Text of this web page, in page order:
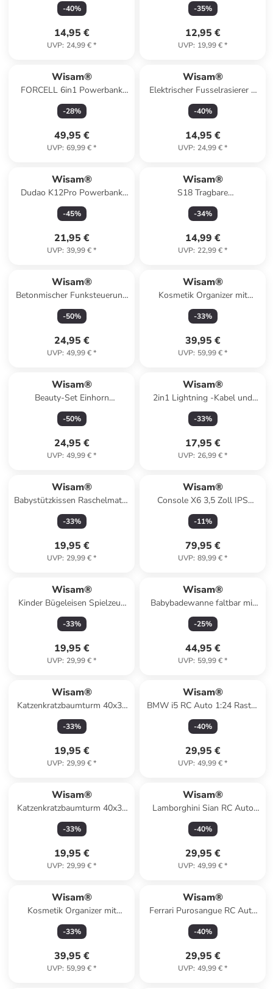
-40%
14,95 €
UVP: 24,99 €*
100W, 1m (weiß)
-35%
12,95 €
UVP: 19,99 €*
Wisam®
FORCELL 6in1 Powerbank
15000mAh 45W USB-C/A
Ladegerät
-28%
49,95 €
UVP: 69,99 €*
Wisam®
Elektrischer Fusselrasierer 3
Stufen Textilrasierer
-40%
14,95 €
UVP: 24,99 €*
Wisam®
Dudao K12Pro Powerbank
20000mAh 22.5W USB-
A/USB-C
-45%
21,95 €
UVP: 39,99 €*
Wisam®
S18 Tragbare
Gesichtsreinigungsbürste
Sonic Hautpflege Reinigung
-34%
14,99 €
UVP: 22,99 €*
Wisam®
Betonmischer Funksteuerung
R / C
-50%
24,95 €
UVP: 49,99 €*
Wisam®
Kosmetik Organizer mit
Deckel 2 Schubladen
-33%
39,95 €
UVP: 59,99 €*
Wisam®
Beauty-Set Einhorn
Kosmetiktasche Nagelzubehör
Kosmetik
-50%
24,95 €
UVP: 49,99 €*
Wisam®
2in1 Lightning -Kabel und
induktives Ladegerät für
Apple Watch 1,5m weiß
-33%
17,95 €
UVP: 26,99 €*
Wisam®
Babystützkissen Raschelmatte
Fuchs Anhänger
-33%
19,95 €
UVP: 29,99 €*
Wisam®
Console X6 3,5 Zoll IPS
Handheld Konsole
-11%
79,95 €
UVP: 89,99 €*
Wisam®
Kinder Bügeleisen Spielzeug
Dampf Licht Sound
-33%
19,95 €
UVP: 29,99 €*
Wisam®
Babybadewanne faltbar mit
Thermometer Sterne
-25%
44,95 €
UVP: 59,99 €*
Wisam®
Katzenkratzbaumturm 40x30
cm Kratzbaum
-33%
19,95 €
UVP: 29,99 €*
Wisam®
BMW i5 RC Auto 1:24 Rastar
ferngesteuert
-40%
29,95 €
UVP: 49,99 €*
Wisam®
Katzenkratzbaumturm 40x30
cm Kratzbaum
-33%
19,95 €
UVP: 29,99 €*
Wisam®
Lamborghini Sian RC Auto
1:24 Rastar
-40%
29,95 €
UVP: 49,99 €*
Wisam®
Kosmetik Organizer mit
Deckel 2 Schubladen
-33%
39,95 €
UVP: 59,99 €*
Wisam®
Ferrari Purosangue RC Auto
1:24 Rastar
-40%
29,95 €
UVP: 49,99 €*